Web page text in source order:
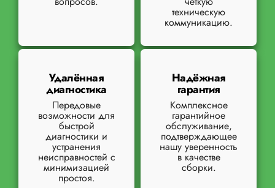
техническую
коммуникацию.
Удалённая
диагностика
Передовые
возможности для
быстрой
диагностики и
устранения
неисправностей с
минимизацией
простоя.
Надёжная
гарантия
Комплексное
гарантийное
обслуживание,
подтверждающее
нашу уверенность
в качестве
сборки.